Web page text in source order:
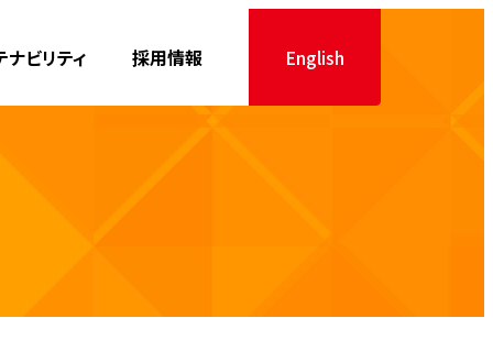
ナビリティ 採用情報 English